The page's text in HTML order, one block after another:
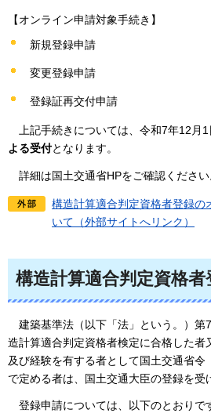
【オンライン申請対象手続き】
新規登録申請
変更登録申請
登録証再交付申請
上記手続きについては、令和7年12月1
よる受付となります。
詳細は国土交通省HPをご確認ください
構造計算適合判定資格者登録の
いて（外部サイトへリンク）
構造計算適合判定資格者
建築基準法（以下「法」という。）第
造計算適合判定資格者検定に合格した者
及び経験を有する者として国土交通省令
で定める者は、国土交通大臣の登録を受
登録申請については、以下のとおりで